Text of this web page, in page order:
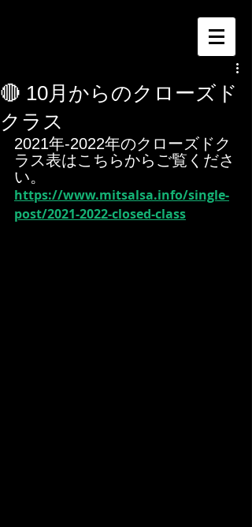
🔴 10月からのクローズド
クラス
2021年-2022年のクローズドク
ラス表はこちらからご覧くださ
い。
https://www.mitsalsa.info/single-
post/2021-2022-closed-class